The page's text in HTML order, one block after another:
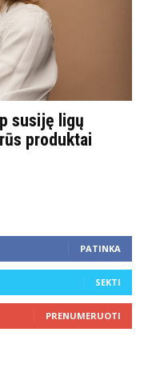
susiję ligų
produktai
PATINKA
SEKTI
PRENUMERUOTI